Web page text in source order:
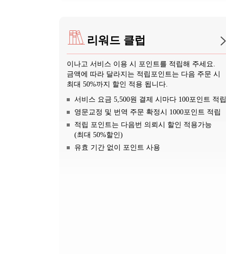
리워드 클럽
이나고 서비스 이용 시 포인트를 적립해 주세요.
금액에 따라 달라지는 적립포인트는 다음 주문 시
최대 50%까지 할인 적용 됩니다.
서비스 요금 5,500원 결제 시마다 100포인트 적립
영문교정 및 번역 주문 확정시 1000포인트 적립
적립 포인트는 다음번 의뢰시 할인 적용가능
(최대 50%할인)
유효 기간 없이 포인트 사용